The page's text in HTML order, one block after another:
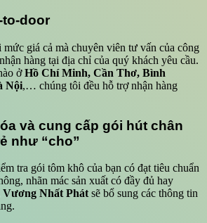
to-door
giá cả mà chuyên viên tư vấn của công
hàng tại địa chỉ của quý khách yêu cầu.
ởHồ Chí Minh, Cần Thơ, Bình
Nội,… chúng tôi đều hỗ trợ nhận hàng
và cung cấp gói hút chân
như “cho”
tra gói tôm khô của bạn có đạt tiêu chuẩn
nhãn mác sản xuất có đầy đủ hay
Vương Nhất Phát sẽ bổ sung các thông tin